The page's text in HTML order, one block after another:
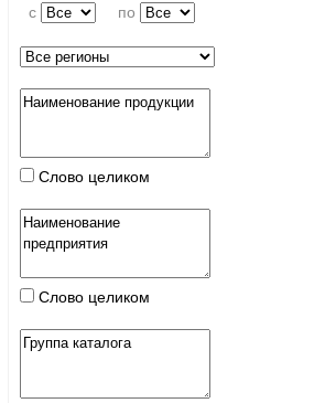
c по
Слово целиком
Слово целиком